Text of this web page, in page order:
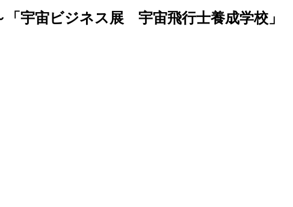
宇宙ビジネス展 宇宙飛行士養成学校」